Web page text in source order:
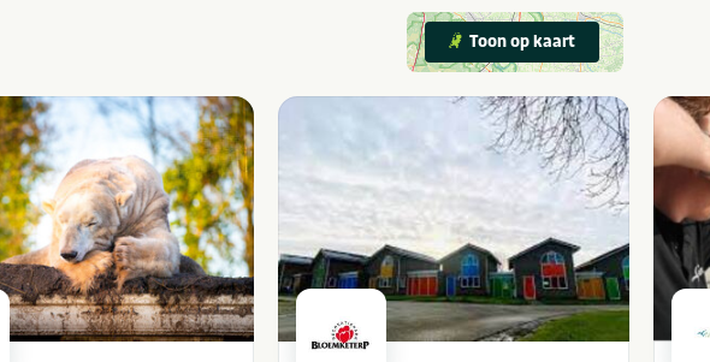
Toon op kaart